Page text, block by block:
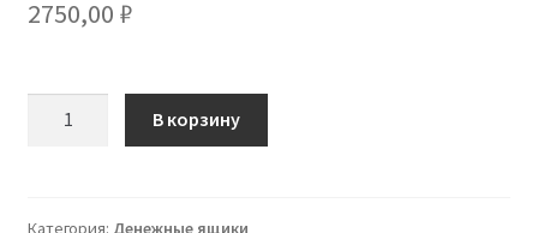
2750,00 ₽
Штрих-
В корзину
Категория: Денежные ящики